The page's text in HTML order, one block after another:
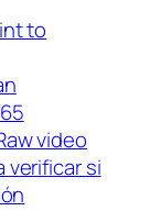
to
video
verificar si